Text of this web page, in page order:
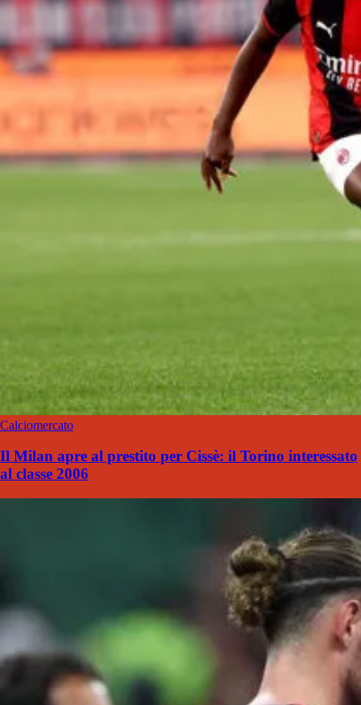
Calciomercato
Il Milan apre al prestito per Cissè: il Torino interessato
al classe 2006